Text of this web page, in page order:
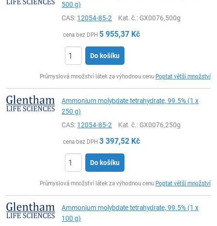
500 g)
CAS: 12054-85-2 Kat. č.: GX0076,500g
cena bez DPH 5 955,37 Kč
Do košíku
Průmyslová množství látek za výhodnou cenu Poptat větší množství
Ammonium molybdate tetrahydrate, 99.5% (1 x
250 g)
CAS: 12054-85-2 Kat. č.: GX0076,250g
cena bez DPH 3 397,52 Kč
Do košíku
Průmyslová množství látek za výhodnou cenu Poptat větší množství
Ammonium molybdate tetrahydrate, 99.5% (1 x
100 g)